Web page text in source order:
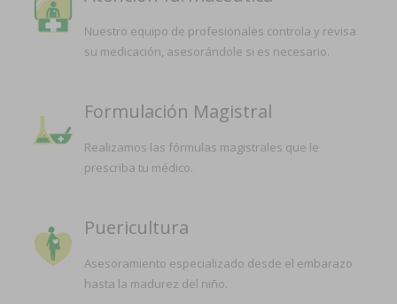
Nuestro equipo de profesionales controla y revisa
su medicación, asesorándole si es necesario.
Formulación Magistral
Realizamos las fórmulas magistrales que le
prescriba tu médico.
Puericultura
Asesoramiento especializado desde el embarazo
hasta la madurez del niño.